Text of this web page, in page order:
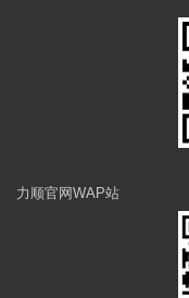
力顺官网WAP站